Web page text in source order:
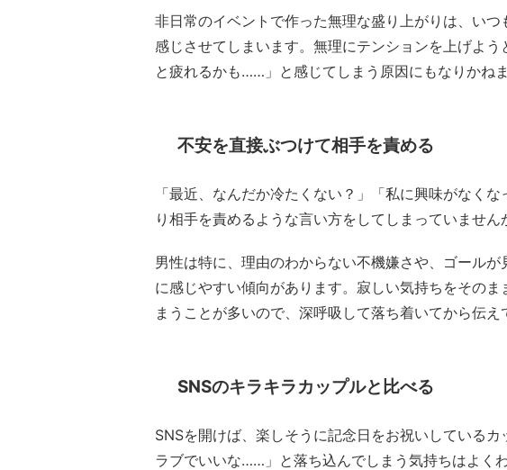
非日常のイベントで作った無理な盛り上がりは、い
感じさせてしまいます。無理にテンションを上げよ
と疲れるかも……」と感じてしまう原因にもなりかねま
不安を直接ぶつけて相手を責める
「最近、なんだか冷たくない？」「私に興味がなく
り相手を責めるような言い方をしてしまっていません
男性は特に、理由のわからない不機嫌さや、ゴール
に感じやすい傾向があります。寂しい気持ちをその
まうことが多いので、深呼吸して落ち着いてから伝え
SNSのキラキラカップルと比べる
SNSを開けば、楽しそうに記念日をお祝いしている
ラブでいいな……」と落ち込んでしまう気持ちはよくわ